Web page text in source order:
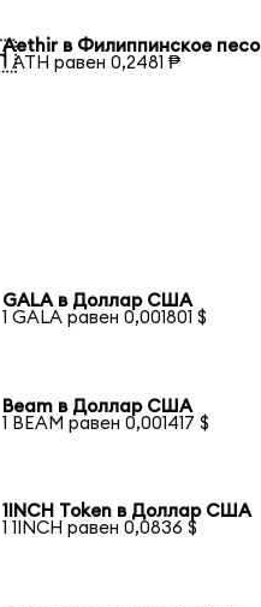
Aethir в Филиппинское песо
1 ATH равен 0,2481 ₱
GALA в Доллар США
1 GALA равен 0,001801 $
Beam в Доллар США
1 BEAM равен 0,001417 $
1INCH Token в Доллар США
1 1INCH равен 0,0836 $